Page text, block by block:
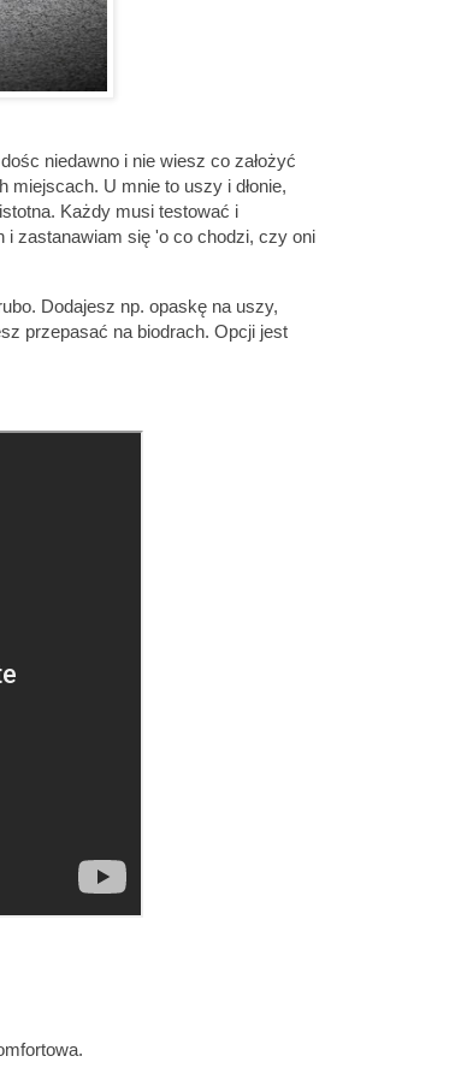
niedawno i nie wiesz co założyć
miejscach. U mnie to uszy i dłonie,
Każdy musi testować i
i zastanawiam się 'o co chodzi, czy oni
Dodajesz np. opaskę na uszy,
przepasać na biodrach. Opcji jest